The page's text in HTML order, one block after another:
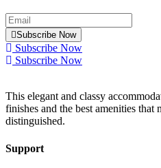
Subscribe Now
Subscribe Now
Subscribe Now
This elegant and classy
finishes and the best amenities that
distinguished.
Support